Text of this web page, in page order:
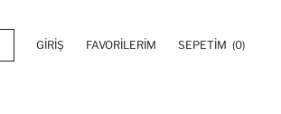
GIRIŞ FAVORILERIM SEPETIM (0)